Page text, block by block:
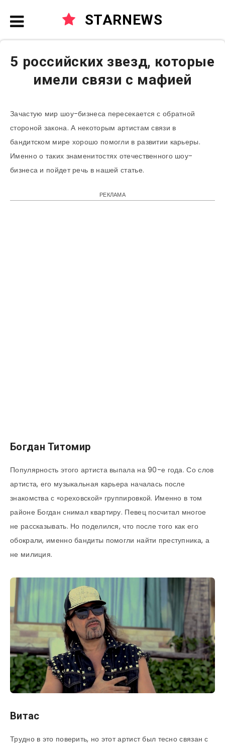
STARNEWS
5 российских звезд, которые
имели связи с мафией
Зачастую мир шоу-бизнеса пересекается с обратной
стороной закона. А некоторым артистам связи в
бандитском мире хорошо помогли в развитии карьеры.
Именно о таких знаменитостях отечественного шоу-
бизнеса и пойдет речь в нашей статье.
РЕКЛАМА
Богдан Титомир
Популярность этого артиста выпала на 90-е года. Со слов
артиста, его музыкальная карьера началась после
знакомства с «ореховской» группировкой. Именно в том
районе Богдан снимал квартиру. Певец посчитал многое
не рассказывать. Но поделился, что после того как его
обокрали, именно бандиты помогли найти преступника, а
не милиция.
Витас
Трудно в это поверить, но этот артист был тесно связан с